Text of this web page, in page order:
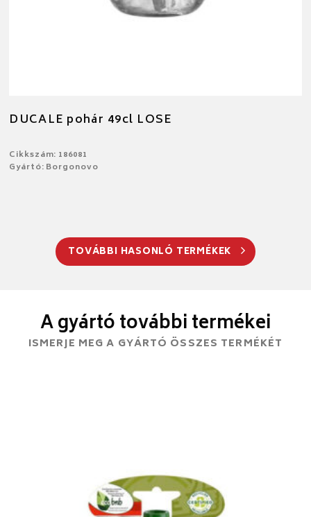
DUCALE pohár 49cl LOSE
Cikkszám: 186081
Gyártó: Borgonovo
TOVÁBBI HASONLÓ TERMÉKEK
A gyártó további termékei
ISMERJE MEG A GYÁRTÓ ÖSSZES TERMÉKÉT